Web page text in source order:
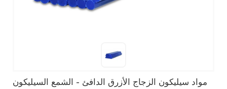
مواد سيليكون الزجاج الأزرق الدافئ - الشمع السيليكون